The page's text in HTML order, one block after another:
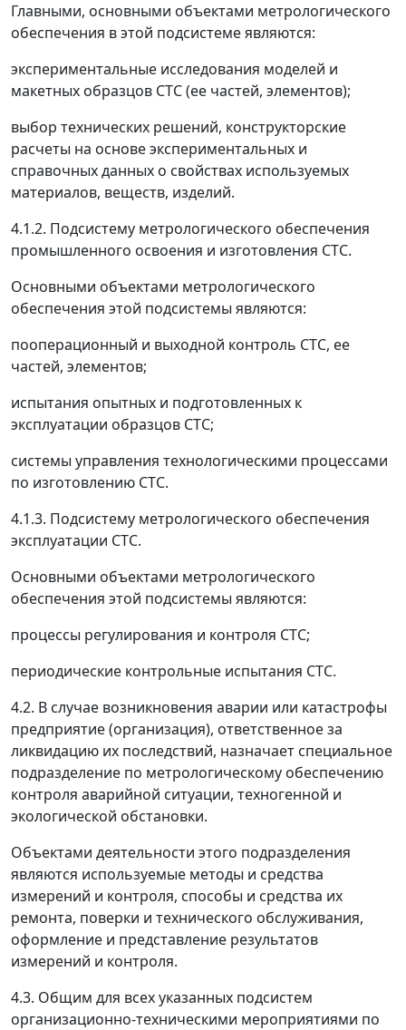
Главными, основными объектами метрологического
обеспечения в этой подсистеме являются:
экспериментальные исследования моделей и
макетных образцов СТС (ее частей, элементов);
выбор технических решений, конструкторские
расчеты на основе экспериментальных и
справочных данных о свойствах используемых
материалов, веществ, изделий.
4.1.2. Подсистему метрологического обеспечения
промышленного освоения и изготовления СТС.
Основными объектами метрологического
обеспечения этой подсистемы являются:
пооперационный и выходной контроль СТС, ее
частей, элементов;
испытания опытных и подготовленных к
эксплуатации образцов СТС;
системы управления технологическими процессами
по изготовлению СТС.
4.1.3. Подсистему метрологического обеспечения
эксплуатации СТС.
Основными объектами метрологического
обеспечения этой подсистемы являются:
процессы регулирования и контроля СТС;
периодические контрольные испытания СТС.
4.2. В случае возникновения аварии или катастрофы
предприятие (организация), ответственное за
ликвидацию их последствий, назначает специальное
подразделение по метрологическому обеспечению
контроля аварийной ситуации, техногенной и
экологической обстановки.
Объектами деятельности этого подразделения
являются используемые методы и средства
измерений и контроля, способы и средства их
ремонта, поверки и технического обслуживания,
оформление и представление результатов
измерений и контроля.
4.3. Общим для всех указанных подсистем
организационно-техническими мероприятиями по